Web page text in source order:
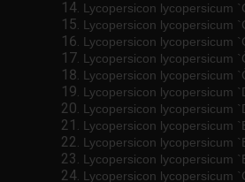
Lycopersicon lycopersicum
Lycopersicon lycopersicum
Lycopersicon lycopersicum
Lycopersicon lycopersicum
Lycopersicon lycopersicum
Lycopersicon lycopersicum
Lycopersicon lycopersicum
Lycopersicon lycopersicum
Lycopersicon lycopersicum
Lycopersicon lycopersicum
Lycopersicon lycopersicum